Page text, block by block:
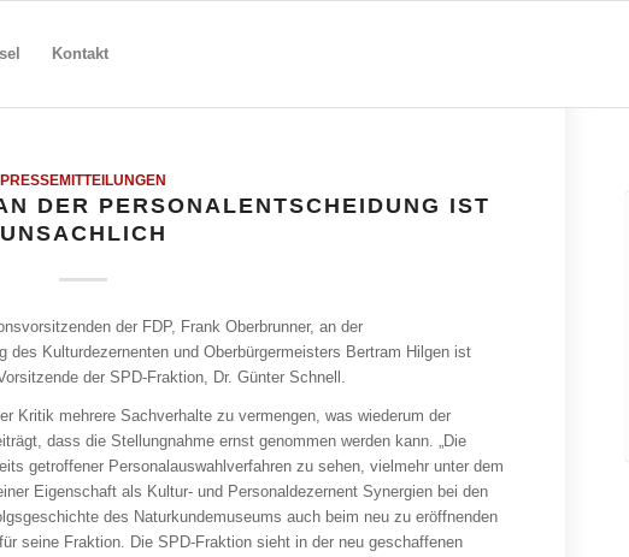
Kontakt
PRESSEMITTEILUNGEN
DER PERSONALENTSCHEIDUNG IST
UNSACHLICH
der FDP, Frank Oberbrunner, an der
des Kulturdezernenten und Oberbürgermeisters Bertram Hilgen ist
der SPD-Fraktion, Dr. Günter Schnell.
Kritik mehrere Sachverhalte zu vermengen, was wiederum der
dass die Stellungnahme ernst genommen werden kann. „Die
getroffener Personalauswahlverfahren zu sehen, vielmehr unter dem
Eigenschaft als Kultur- und Personaldezernent Synergien bei den
des Naturkundemuseums auch beim neu zu eröffnenden
seine Fraktion. Die SPD-Fraktion sieht in der neu geschaffenen